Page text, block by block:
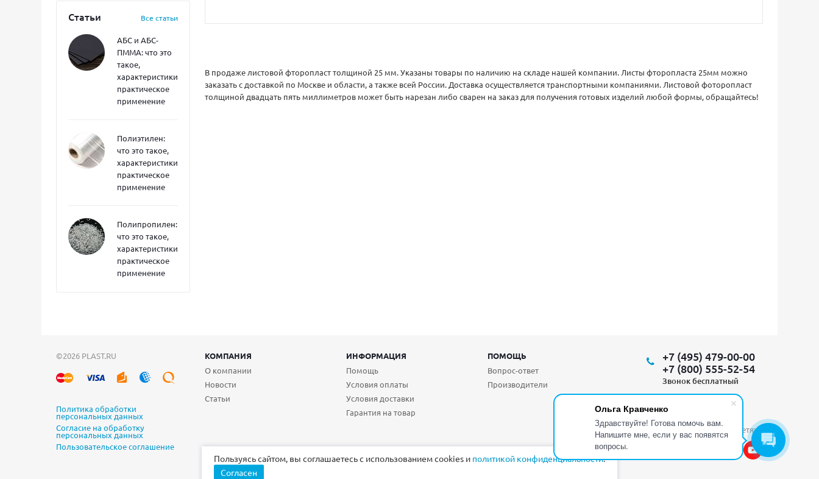
Ольга Кравченко
Здравствуйте! Готова помочь вам.
Напишите мне, если у вас появятся
вопросы.
Статьи Все статьи
АБС и АБС-
ПММА: что это
такое,
характеристики,
практическое
применение
Полиэтилен:
что это такое,
характеристики,
практическое
применение
Полипропилен:
что это такое,
характеристики,
практическое
применение
В продаже листовой фторопласт толщиной 25 мм. Указаны товары по наличию на складе нашей компании. Листы фторопласта 25мм можно
заказать с доставкой по Москве и области, а также всей России. Доставка осуществляется транспортными компаниями. Листовой фоторопласт
толщиной двадцать пять миллиметров может быть нарезан либо сварен на заказ для получения готовых изделий любой формы, обращайтесь!
©2026 PLAST.RU
Политика обработки
персональных данных
Согласие на обработку
персональных данных
Пользовательское соглашение
КОМПАНИЯ ИНФОРМАЦИЯ
ПОМОЩЬ
О компании
Новости
Статьи
Помощь
Условия оплаты
Условия доставки
Гарантия на товар
Вопрос-ответ
Производители
+7 (495) 479-00-00
+7 (800) 555-52-54
Звонок бесплатный
Мы в социальных сетях:
Пользуясь сайтом, вы соглашаетесь с использованием cookies и политикой конфиденциальности.
Согласен